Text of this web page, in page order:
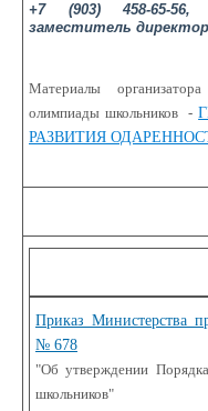
+7 (903) 458-65-56,
заместитель
Материалы
олимпиады школьников -
РАЗВИТИЯ
Приказ Министерства
№ 678
"Об утверждении
школьников"